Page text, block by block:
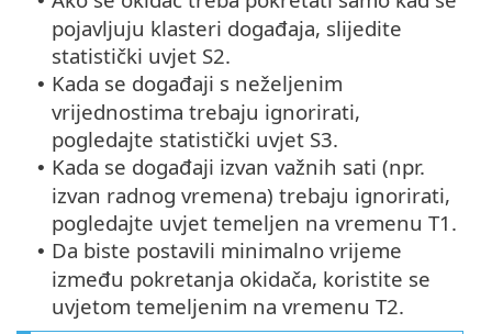
pojavljuju klasteri događaja, slijedite
statistički uvjet S2.
• Kada se događaji s neželjenim
vrijednostima trebaju ignorirati,
pogledajte statistički uvjet S3.
• Kada se događaji izvan važnih sati (npr.
izvan radnog vremena) trebaju ignorirati,
pogledajte uvjet temeljen na vremenu T1.
• Da biste postavili minimalno vrijeme
između pokretanja okidača, koristite se
uvjetom temeljenim na vremenu T2.